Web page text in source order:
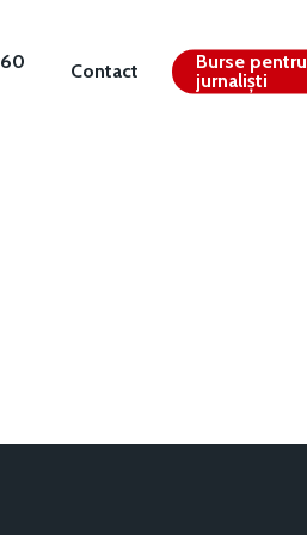
Contact
Burse pentru
jurnaliști